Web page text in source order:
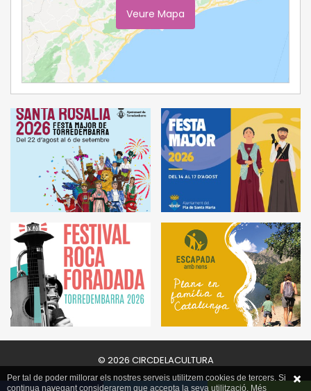
Veure Mapa
© 2026 CIRCDELACULTURA
Per tal de poder millorar els nostres serveis utilitzem cookies de tercers. Si
continua navegant considerarem que accepta la seva utilització. Més